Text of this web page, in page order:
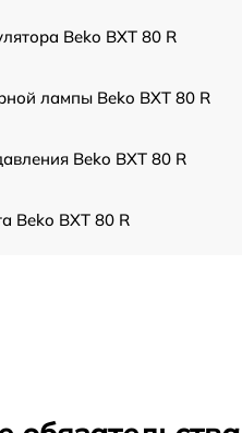
Beko BXT 80 R
лампы Beko BXT 80 R
Beko BXT 80 R
Beko BXT 80 R